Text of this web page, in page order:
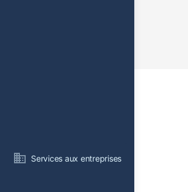
Services aux entreprises